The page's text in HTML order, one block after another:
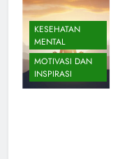
KESEHATAN
MENTAL
MOTIVASI DAN
INSPIRASI